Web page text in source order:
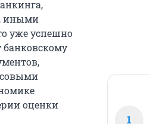
иными
уже успешно
банковскому
оценки
1